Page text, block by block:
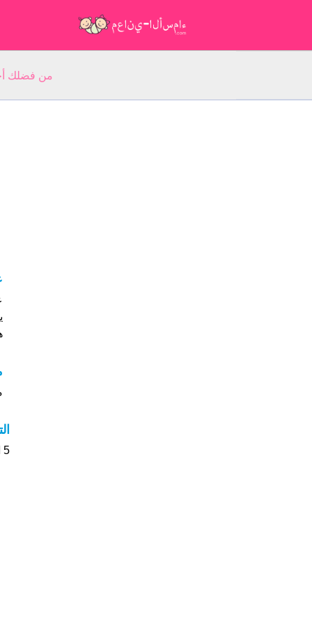
من فضلك أجب عن 5 أسئلة عن
5 الأشخاص بأسم على صوت على اسمائهم . من فضلك